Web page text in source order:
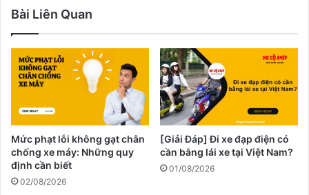
Bài Liên Quan
Mức phạt lỗi không gạt chân
chống xe máy: Những quy
định cần biết
02/08/2026
[Giải Đáp] Đi xe đạp điện có
cần bằng lái xe tại Việt Nam?
01/08/2026